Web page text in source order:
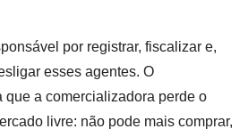
por registrar, fiscalizar e,
esses agentes. O
a comercializadora perde o
livre: não pode mais comprar,